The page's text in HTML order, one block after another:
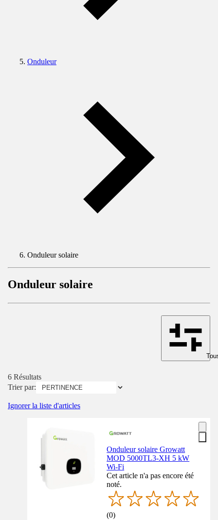
Onduleur
Onduleur solaire
Onduleur solaire
6 Résultats
Trier par:
Ignorer la liste d'articles
Onduleur solaire Growatt
MOD 5000TL3-XH 5 kW
Wi-Fi
Cet article n'a pas encore été
noté.
(0)